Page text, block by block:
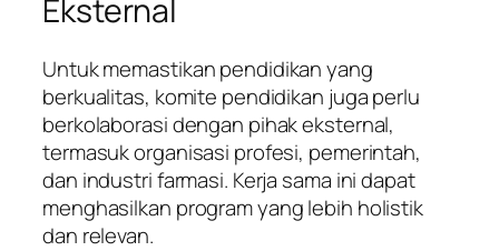
Eksternal
Untuk memastikan pendidikan yang
berkualitas, komite pendidikan juga perlu
berkolaborasi dengan pihak eksternal,
termasuk organisasi profesi, pemerintah,
dan industri farmasi. Kerja sama ini dapat
menghasilkan program yang lebih holistik
dan relevan.